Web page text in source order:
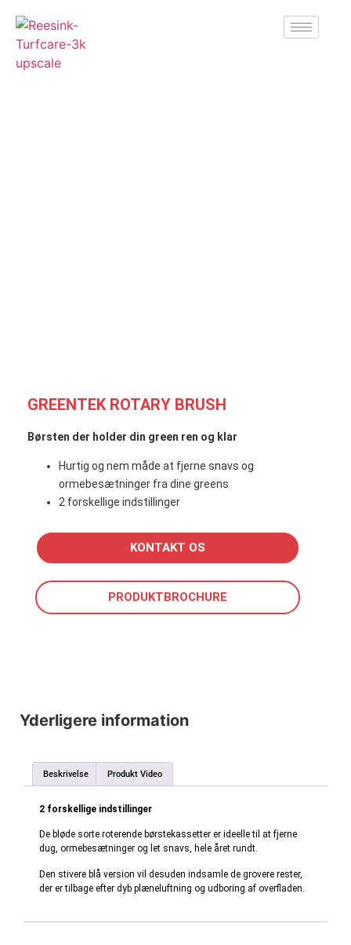
GREENTEK ROTARY BRUSH
Børsten der holder din green ren og klar
Hurtig og nem måde at fjerne snavs og
ormebesætninger fra dine greens
2 forskellige indstillinger
KONTAKT OS
PRODUKTBROCHURE
Yderligere information
Beskrivelse Produkt Video
2 forskellige indstillinger
De bløde sorte roterende børstekassetter er ideelle til at fjerne
dug, ormebesætninger og let snavs, hele året rundt.
Den stivere blå version vil desuden indsamle de grovere rester,
der er tilbage efter dyb plæneluftning og udboring af overfladen.